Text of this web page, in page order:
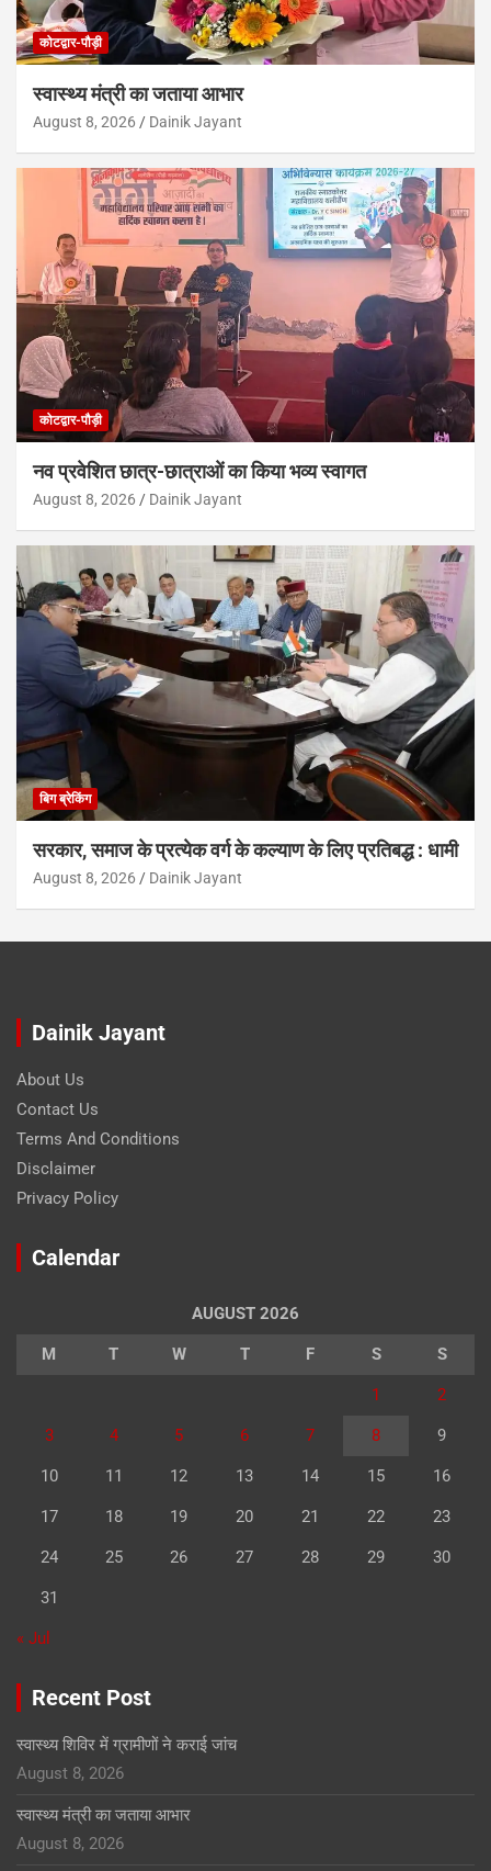
कोटद्वार-पौड़ी
स्वास्थ्य मंत्री का जताया आभार
August 8, 2026 Dainik Jayant
कोटद्वार-पौड़ी
नव प्रवेशित छात्र-छात्राओं का किया भव्य स्वागत
August 8, 2026 Dainik Jayant
बिग ब्रेकिंग
सरकार, समाज के प्रत्येक वर्ग के कल्याण के लिए प्रतिबद्ध : धामी
August 8, 2026 Dainik Jayant
Dainik Jayant
About Us
Contact Us
Terms And Conditions
Disclaimer
Privacy Policy
Calendar
AUGUST 2026
M T W T F S S
1 2
3 4 5 6 7 8 9
10 11 12 13 14 15 16
17 18 19 20 21 22 23
24 25 26 27 28 29 30
31
« Jul
Recent Post
स्वास्थ्य शिविर में ग्रामीणों ने कराई जांच
August 8, 2026
स्वास्थ्य मंत्री का जताया आभार
August 8, 2026